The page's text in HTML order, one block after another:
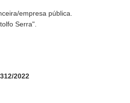
empresa pública.
Serra".
2022